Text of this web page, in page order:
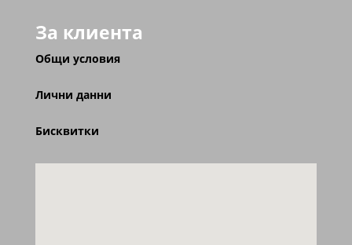
За клиента
Общи условия
Лични данни
Бисквитки